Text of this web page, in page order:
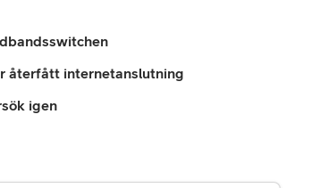
återfått internetanslutning
igen